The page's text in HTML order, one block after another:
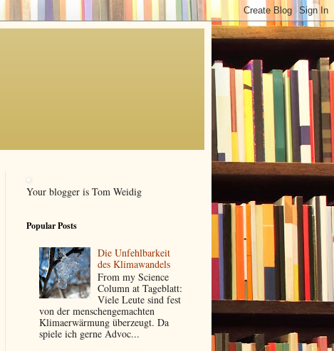
Your blogger is Tom Weidig
Popular Posts
Die Unfehlbarkeit
des Klimawandels
From my Science
Column at Tageblatt:
Viele Leute sind fest
von der menschengemachten
Klimaerwärmung überzeugt. Da
spiele ich gerne Advoc...